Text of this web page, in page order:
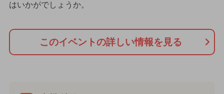
はいかがでしょうか。
このイベントの詳しい情報を見る